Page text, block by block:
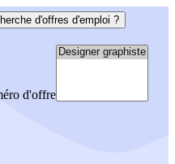
d'offres d'emploi ?
d'offre